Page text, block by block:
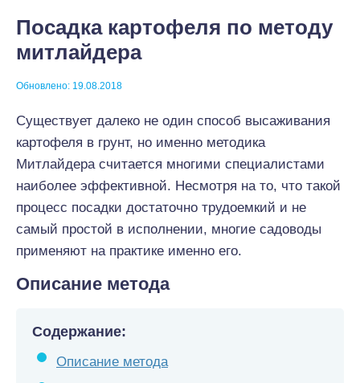
Посадка картофеля по методу
митлайдера
Обновлено: 19.08.2018
Существует далеко не один способ высаживания
картофеля в грунт, но именно методика
Митлайдера считается многими специалистами
наиболее эффективной. Несмотря на то, что такой
процесс посадки достаточно трудоемкий и не
самый простой в исполнении, многие садоводы
применяют на практике именно его.
Описание метода
Содержание:
Описание метода